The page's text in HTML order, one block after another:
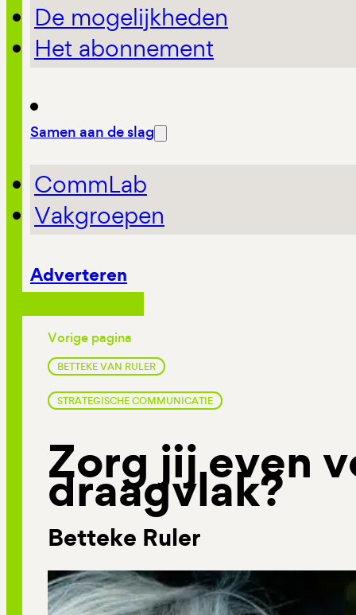
De mogelijkheden
Het abonnement
Samen aan de slag
CommLab
Vakgroepen
Adverteren
Vorige pagina
BETTEKE VAN RULER
STRATEGISCHE COMMUNICATIE
Zorg jij even
draagvlak?
Betteke Ruler